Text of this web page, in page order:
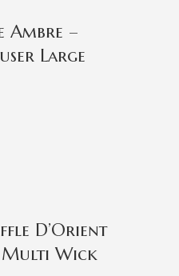
Ambre –
Large
D’Orient
Multi Wick